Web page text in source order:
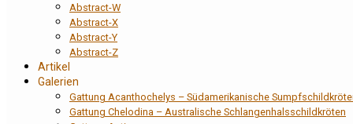
Abstract-W
Abstract-X
Abstract-Y
Abstract-Z
Artikel
Galerien
Gattung Acanthochelys – Südamerikanische
Gattung Chelodina – Australische Schlangenhalsschildkröten